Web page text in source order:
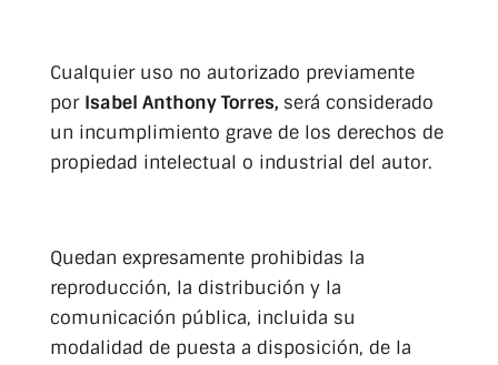
Cualquier uso no autorizado previamente
por Isabel Anthony Torres, será considerado
un incumplimiento grave de los derechos de
propiedad intelectual o industrial del autor.
Quedan expresamente prohibidas la
reproducción, la distribución y la
comunicación pública, incluida su
modalidad de puesta a disposición, de la